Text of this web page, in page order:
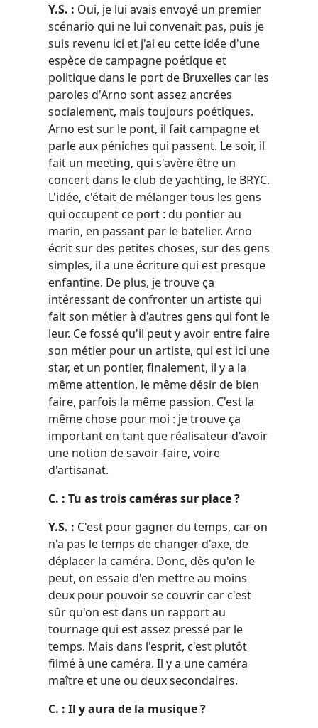
Y.S. : Oui, je lui avais envoyé un premier
scénario qui ne lui convenait pas, puis je
suis revenu ici et j'ai eu cette idée d'une
espèce de campagne poétique et
politique dans le port de Bruxelles car les
paroles d'Arno sont assez ancrées
socialement, mais toujours poétiques.
Arno est sur le pont, il fait campagne et
parle aux péniches qui passent. Le soir, il
fait un meeting, qui s'avère être un
concert dans le club de yachting, le BRYC.
L'idée, c'était de mélanger tous les gens
qui occupent ce port : du pontier au
marin, en passant par le batelier. Arno
écrit sur des petites choses, sur des gens
simples, il a une écriture qui est presque
enfantine. De plus, je trouve ça
intéressant de confronter un artiste qui
fait son métier à d'autres gens qui font le
leur. Ce fossé qu'il peut y avoir entre faire
son métier pour un artiste, qui est ici une
star, et un pontier, finalement, il y a la
même attention, le même désir de bien
faire, parfois la même passion. C'est la
même chose pour moi : je trouve ça
important en tant que réalisateur d'avoir
une notion de savoir-faire, voire
d'artisanat.
C. : Tu as trois caméras sur place ?
Y.S. : C'est pour gagner du temps, car on
n'a pas le temps de changer d'axe, de
déplacer la caméra. Donc, dès qu'on le
peut, on essaie d'en mettre au moins
deux pour pouvoir se couvrir car c'est
sûr qu'on est dans un rapport au
tournage qui est assez pressé par le
temps. Mais dans l'esprit, c'est plutôt
filmé à une caméra. Il y a une caméra
maître et une ou deux secondaires.
C. : Il y aura de la musique ?